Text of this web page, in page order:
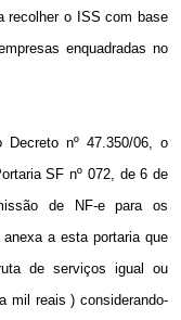
recolher o ISS com base
enquadradas no
Decreto nº 47.350/06, o
SF nº 072, de 6 de
de NF-e para os
a esta portaria que
de serviços igual ou
mil reais ) considerando-